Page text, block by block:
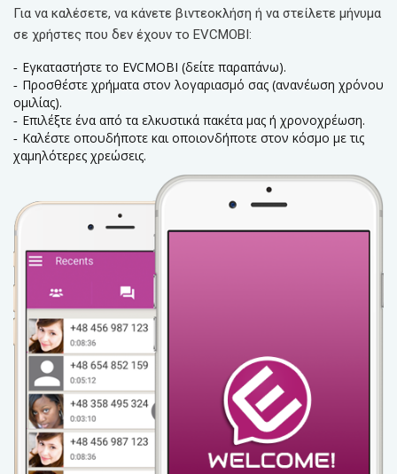
Για να καλέσετε, να κάνετε βιντεοκλήση ή να στείλετε μήνυμα
σε χρήστες που δεν έχουν το EVCMOBI:
Εγκαταστήστε το EVCMOBI (δείτε παραπάνω).
Προσθέστε χρήματα στον λογαριασμό σας (ανανέωση χρόνου
ομιλίας).
Επιλέξτε ένα από τα ελκυστικά πακέτα μας ή χρονοχρέωση.
Καλέστε οπουδήποτε και οποιονδήποτε στον κόσμο με τις
χαμηλότερες χρεώσεις.